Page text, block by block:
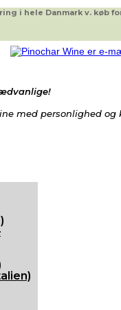
i hele Danmark v. køb
med personlighed